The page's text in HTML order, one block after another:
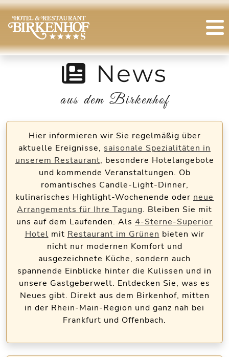
News
aus dem Birkenhof
Hier informieren wir Sie regelmäßig über
aktuelle Ereignisse, saisonale Spezialitäten in
unserem Restaurant, besondere Hotelangebote
und kommende Veranstaltungen. Ob
romantisches Candle-Light-Dinner,
kulinarisches Highlight-Wochenende oder neue
Arrangements für Ihre Tagung. Bleiben Sie mit
uns auf dem Laufenden. Als 4-Sterne-Superior
Hotel mit Restaurant im Grünen bieten wir
nicht nur modernen Komfort und
ausgezeichnete Küche, sondern auch
spannende Einblicke hinter die Kulissen und in
unsere Gastgeberwelt. Entdecken Sie, was es
Neues gibt. Direkt aus dem Birkenhof, mitten
in der Rhein-Main-Region und ganz nah bei
Frankfurt und Offenbach.